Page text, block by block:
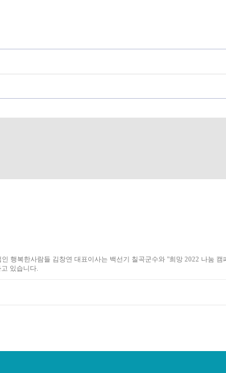
행복한사람들 김창연 대표이사는 백선기 칠곡군수와 "희망 2022 나눔
있습니다.